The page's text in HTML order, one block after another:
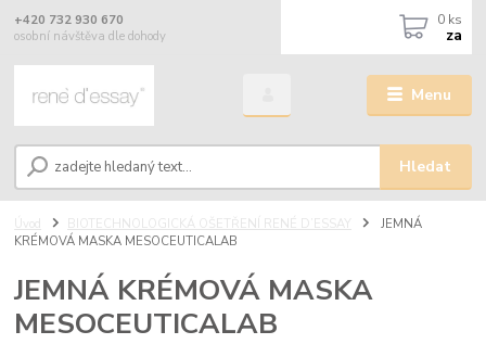
Menu
Hledat
+420 732 930 670
osobní návštěva dle dohody
0 ks
za
Úvod BIOTECHNOLOGICKÁ OŠETŘENÍ RENÉ D’ESSAY
JEMNÁ
KRÉMOVÁ MASKA MESOCEUTICALAB
JEMNÁ KRÉMOVÁ MASKA
MESOCEUTICALAB